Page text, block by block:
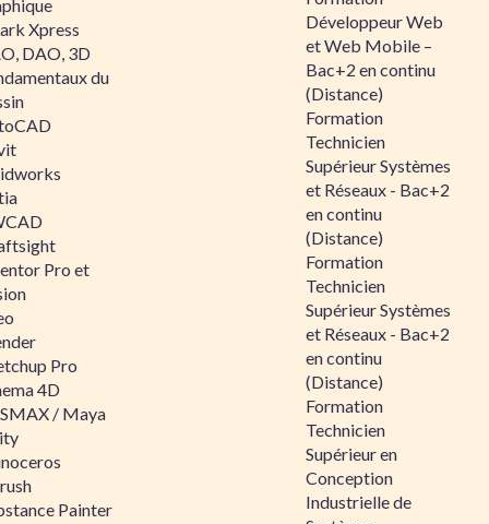
Xpress
DAO, 3D
du
Pro et
Pro
4D
/ Maya
Painter
Développeur Web
et Web Mobile –
Bac+2 en continu
(Distance)
Formation
Technicien
Supérieur Systèmes
et Réseaux - Bac+2
en continu
(Distance)
Formation
Technicien
Supérieur Systèmes
et Réseaux - Bac+2
en continu
(Distance)
Formation
Technicien
Supérieur en
Conception
Industrielle de